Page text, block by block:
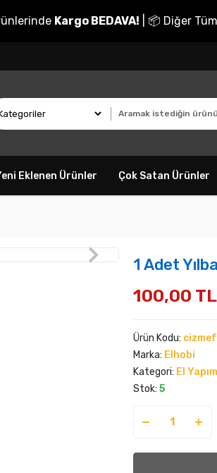
Kargo BEDAVA! | 📦 Diğer
Eklenen Ürünler Çok Satan Ürünler
1 Adet
100,00 TL
Ürün Kodu:
Marka: Elhobi
Kategori: El
Stok: 5